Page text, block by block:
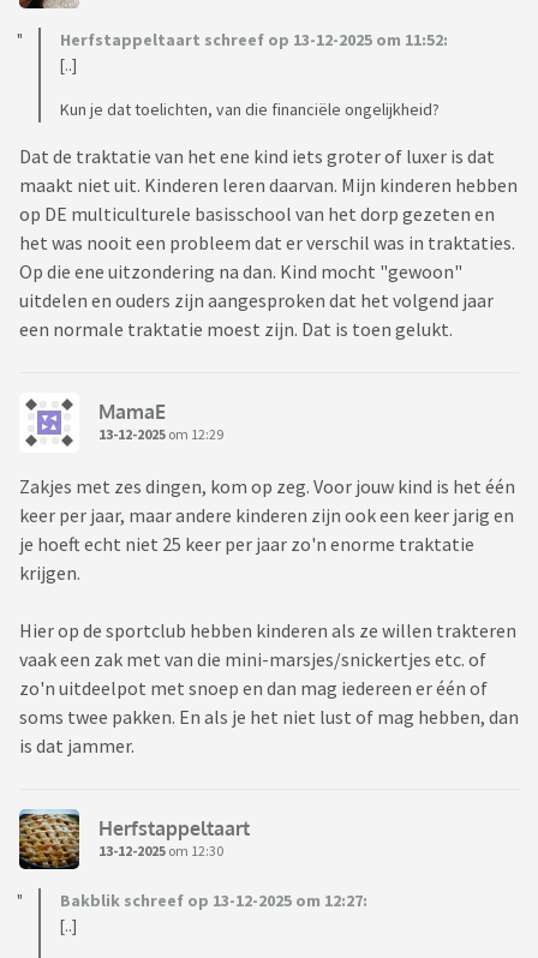
Herfstappeltaart schreef op 13-12-2025 om 11:52:
[..]
Kun je dat toelichten, van die financiële ongelijkheid?
Dat de traktatie van het ene kind iets groter of luxer is dat
maakt niet uit. Kinderen leren daarvan. Mijn kinderen hebben
op DE multiculturele basisschool van het dorp gezeten en
het was nooit een probleem dat er verschil was in traktaties.
Op die ene uitzondering na dan. Kind mocht "gewoon"
uitdelen en ouders zijn aangesproken dat het volgend jaar
een normale traktatie moest zijn. Dat is toen gelukt.
MamaE
13-12-2025 om 12:29
Zakjes met zes dingen, kom op zeg. Voor jouw kind is het één
keer per jaar, maar andere kinderen zijn ook een keer jarig en
je hoeft echt niet 25 keer per jaar zo'n enorme traktatie
krijgen.
Hier op de sportclub hebben kinderen als ze willen trakteren
vaak een zak met van die mini-marsjes/snickertjes etc. of
zo'n uitdeelpot met snoep en dan mag iedereen er één of
soms twee pakken. En als je het niet lust of mag hebben, dan
is dat jammer.
Herfstappeltaart
13-12-2025 om 12:30
Bakblik schreef op 13-12-2025 om 12:27:
[..]